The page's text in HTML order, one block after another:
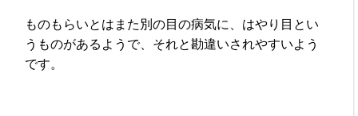
ものもらいとはまた別の目の病気に、はやり目とい
うものがあるようで、それと勘違いされやすいよう
です。